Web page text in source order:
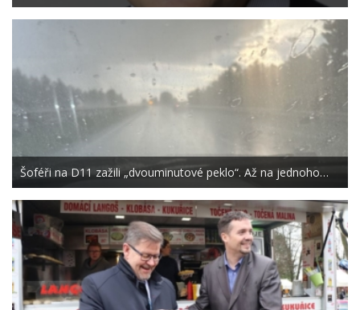
Šoféři na D11 zažili „dvouminutové peklo“. Až na jednoho…